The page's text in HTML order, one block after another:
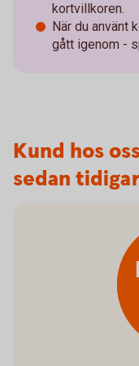
kortvillkoren.
När du använt
gått igenom -
Kund hos
sedan